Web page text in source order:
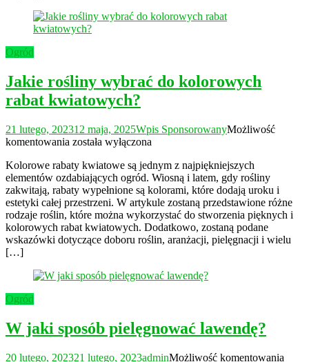
i
roślinności
Ogród
Jakie rośliny wybrać do kolorowych
rabat kwiatowych?
21 lutego, 202312 maja, 2025Wpis SponsorowanyMożliwość
komentowania Jakie
wybrać
do
kolorowych
rabat
kwiatowych?
została wyłączona
Kolorowe rabaty kwiatowe są jednym z najpiękniejszych
elementów ozdabiających ogród. Wiosną i latem, gdy rośliny
zakwitają, rabaty wypełnione są kolorami, które dodają uroku i
estetyki całej przestrzeni. W artykule zostaną przedstawione różne
rodzaje roślin, które można wykorzystać do stworzenia pięknych i
kolorowych rabat kwiatowych. Dodatkowo, zostaną podane
wskazówki dotyczące doboru roślin, aranżacji, pielęgnacji i wielu
[…]
Ogród
W jaki sposób pielęgnować lawendę?
20 lutego, 202321 lutego, 2023adminMożliwość komentowania